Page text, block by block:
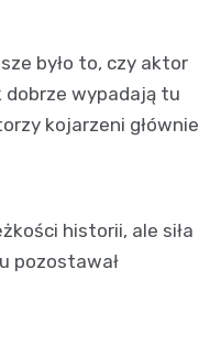
było to, czy aktor
wypadają tu
kojarzeni głównie
historii, ale siła
pozostawał